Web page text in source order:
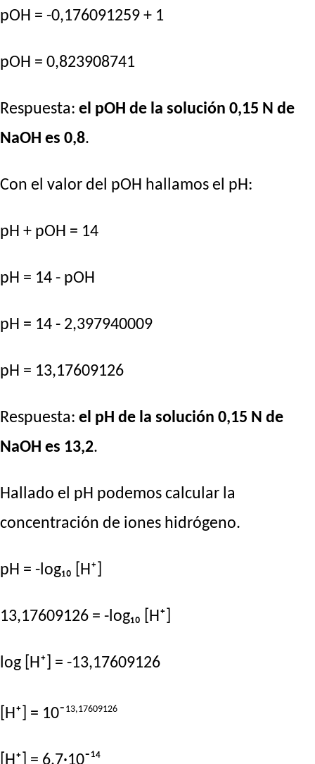
pOH = -0,176091259 + 1
pOH = 0,823908741
Respuesta: el pOH de la solución 0,15 N de
NaOH es 0,8.
Con el valor del pOH hallamos el pH:
pH + pOH = 14
pH = 14 - pOH
pH = 14 - 2,397940009
pH = 13,17609126
Respuesta: el pH de la solución 0,15 N de
NaOH es 13,2.
Hallado el pH podemos calcular la
concentración de iones hidrógeno.
pH = -log₁₀ [H⁺]
13,17609126 = -log₁₀ [H⁺]
log [H⁺] = -13,17609126
[H⁺] = 10⁻ 13,17609126
[H⁺] = 6,7·10⁻¹⁴